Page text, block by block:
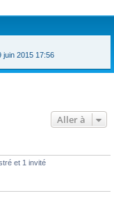
juin 2015 17:56
Aller à
et 1 invité